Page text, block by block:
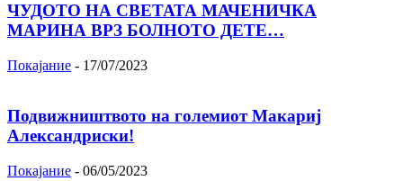
ЧУДОТО НА СВЕТАТА МАЧЕНИЧКА
МАРИНА ВРЗ БОЛНОТО ДЕТЕ…
Покајание - 17/07/2023
Подвижништвото на големиот Макариј
Александриски!
Покајание - 06/05/2023